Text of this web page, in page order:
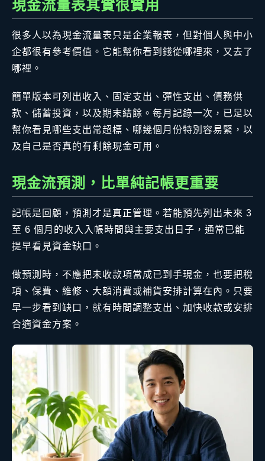
現金流量表其實很實用
很多人以為現金流量表只是企業報表，但對個人與中小
企都很有參考價值。它能幫你看到錢從哪裡來，又去了
哪裡。
簡單版本可列出收入、固定支出、彈性支出、債務供
款、儲蓄投資，以及期末結餘。每月記錄一次，已足以
幫你看見哪些支出常超標、哪幾個月份特別容易緊，以
及自己是否真的有剩餘現金可用。
現金流預測，比單純記帳更重要
記帳是回顧，預測才是真正管理。若能預先列出未來 3
至 6 個月的收入入帳時間與主要支出日子，通常已能
提早看見資金缺口。
做預測時，不應把未收款項當成已到手現金，也要把稅
項、保費、維修、大額消費或補貨安排計算在內。只要
早一步看到缺口，就有時間調整支出、加快收款或安排
合適資金方案。